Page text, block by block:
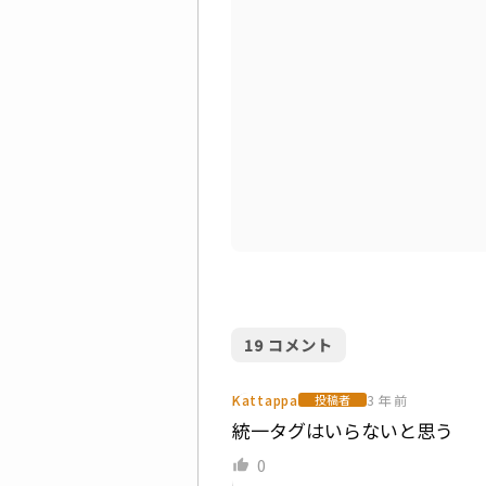
19 コメント
Kattappa 投稿者 3 年 前
統一タグはいらないと思う
0